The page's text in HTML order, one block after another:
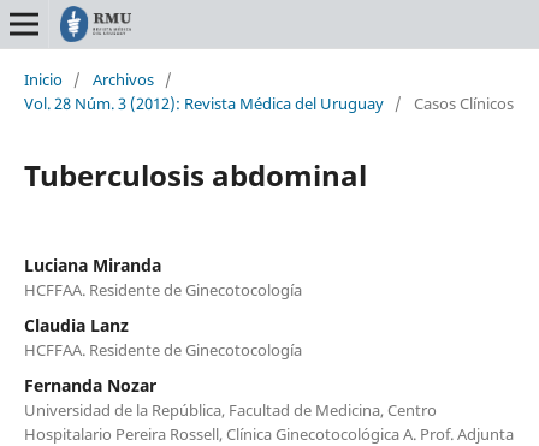
Inicio / Archivos /
Vol. 28 Núm. 3 (2012): Revista Médica del Uruguay / Casos Clínicos
Tuberculosis abdominal
Luciana Miranda
HCFFAA. Residente de Ginecotocología
Claudia Lanz
HCFFAA. Residente de Ginecotocología
Fernanda Nozar
Universidad de la República, Facultad de Medicina, Centro
Hospitalario Pereira Rossell, Clínica Ginecotocológica A. Prof. Adjunta